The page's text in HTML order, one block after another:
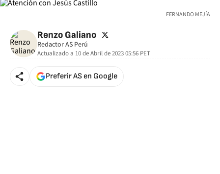
FERNANDO MEJÍA
Renzo Galiano twitter
Redactor AS Perú
Actualizado a 10 de Abril de 2023 05:56 PET
Preferir AS en Google